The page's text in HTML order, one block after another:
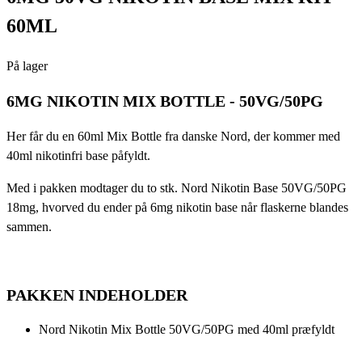
60ML
På lager
6MG NIKOTIN MIX BOTTLE - 50VG/50PG
Her får du en 60ml Mix Bottle fra danske Nord, der kommer med
40ml nikotinfri base påfyldt.
Med i pakken modtager du to stk. Nord Nikotin Base 50VG/50PG
18mg, hvorved du ender på 6mg nikotin base når flaskerne blandes
sammen.
PAKKEN INDEHOLDER
Nord Nikotin Mix Bottle 50VG/50PG med 40ml præfyldt